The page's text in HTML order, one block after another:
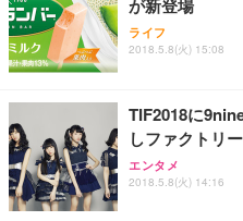
が新登場
ライフ
2018.5.8(火) 15:08
TIF2018に
しファクトリ
エンタメ
2018.5.8(火) 14:16